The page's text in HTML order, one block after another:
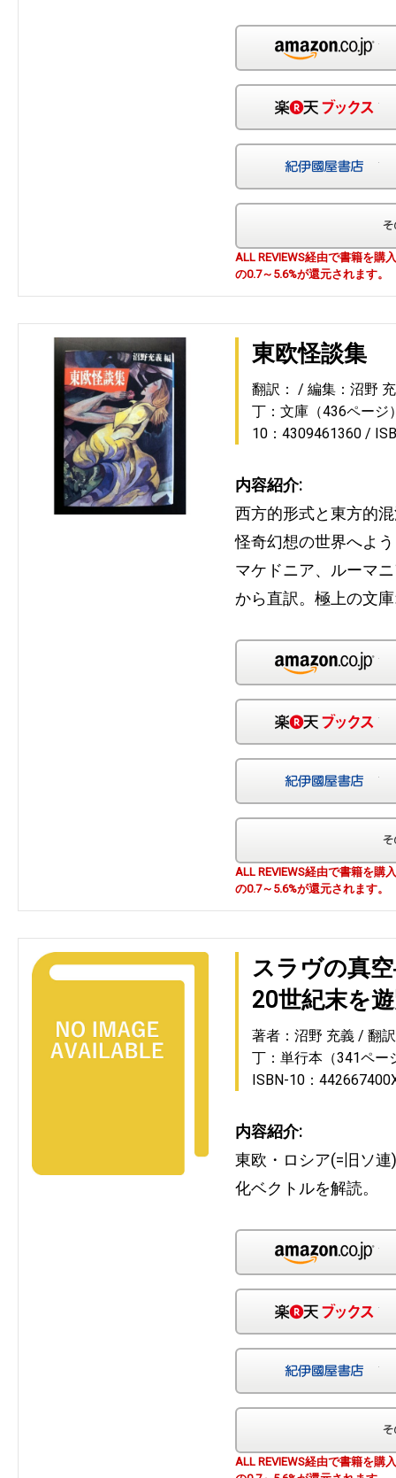
ALL REVIEWS経由で書籍を購
の0.7～5.6%が還元されます。
東欧怪談集
翻訳：
編集：沼野
丁：文庫（436ページ
10：4309461360
内容紹介:
西方的形式と東方的
怪奇幻想の世界へよ
マケドニア、ルーマ
から直訳。極上の文
ALL REVIEWS経由で書籍を購
の0.7～5.6%が還元されます。
スラヴの真
20世紀末を
著者：沼野 充義
翻
丁：単行本（341ペー
ISBN-10：
内容紹介:
東欧・ロシア(=旧ソ
化ベクトルを解読。
ALL REVIEWS経由で書籍を購